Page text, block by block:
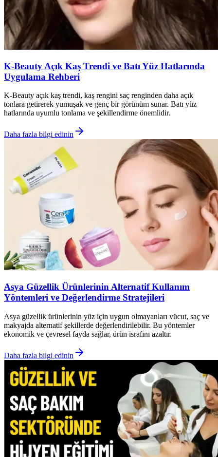
K-Beauty Açık Kaş Trendi ve Batı Yüz Hatlarında
Uygulama Rehberi
K-Beauty açık kaş trendi, kaş rengini saç renginden daha açık
tonlara getirerek yumuşak ve genç bir görünüm sunar. Batı yüz
hatlarında uyumlu tonlama ve şekillendirme önemlidir.
Daha fazla bilgi edinin
Asya Güzellik Ürünlerinin Alternatif Kullanım
Yöntemleri ve Değerlendirme Stratejileri
Asya güzellik ürünlerinin yüz için uygun olmayanları vücut, saç ve
makyajda alternatif şekillerde değerlendirilebilir. Bu yöntemler
ekonomik ve çevresel fayda sağlar, ürün israfını azaltır.
Daha fazla bilgi edinin